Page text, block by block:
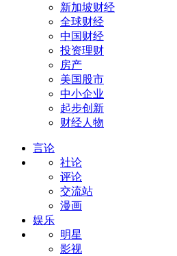
新加坡财经
全球财经
中国财经
投资理财
房产
美国股市
中小企业
起步创新
财经人物
言论
社论
评论
交流站
漫画
娱乐
明星
影视